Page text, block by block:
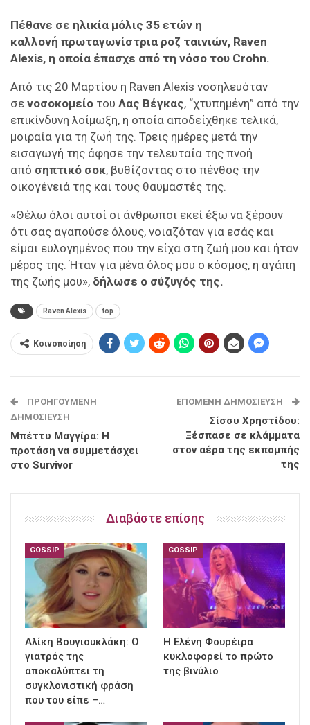
Πέθανε σε ηλικία μόλις 35 ετών η
καλλονή πρωταγωνίστρια ροζ ταινιών, Raven
Alexis, η οποία έπασχε από τη νόσο του Crohn.
Από τις 20 Μαρτίου η Raven Alexis νοσηλευόταν
σε νοσοκομείο του Λας Βέγκας, “χτυπημένη” από την
επικίνδυνη λοίμωξη, η οποία αποδείχθηκε τελικά,
μοιραία για τη ζωή της. Τρεις ημέρες μετά την
εισαγωγή της άφησε την τελευταία της πνοή
από σηπτικό σοκ, βυθίζοντας στο πένθος την
οικογένειά της και τους θαυμαστές της.
«Θέλω όλοι αυτοί οι άνθρωποι εκεί έξω να ξέρουν
ότι σας αγαπούσε όλους, νοιαζόταν για εσάς και
είμαι ευλογημένος που την είχα στη ζωή μου και ήταν
μέρος της. Ήταν για μένα όλος μου ο κόσμος, η αγάπη
της ζωής μου», δήλωσε ο σύζυγός της.
Raven Alexis top
Κοινοποίηση
ΠΡΟΗΓΟΎΜΕΝΗ
ΔΗΜΟΣΊΕΥΣΗ
Μπέττυ Μαγγίρα: Η
προτάση να συμμετάσχει
στο Survivor
ΕΠΌΜΕΝΗ ΔΗΜΟΣΊΕΥΣΗ
Σίσσυ Χρηστίδου:
Ξέσπασε σε κλάμματα
στον αέρα της εκπομπής
της
Διαβάστε επίσης
GOSSIP
Αλίκη Βουγιουκλάκη: Ο
γιατρός της
αποκαλύπτει τη
συγκλονιστική φράση
που του είπε –…
GOSSIP
Η Ελένη Φουρέιρα
κυκλοφορεί το πρώτο
της βινύλιο